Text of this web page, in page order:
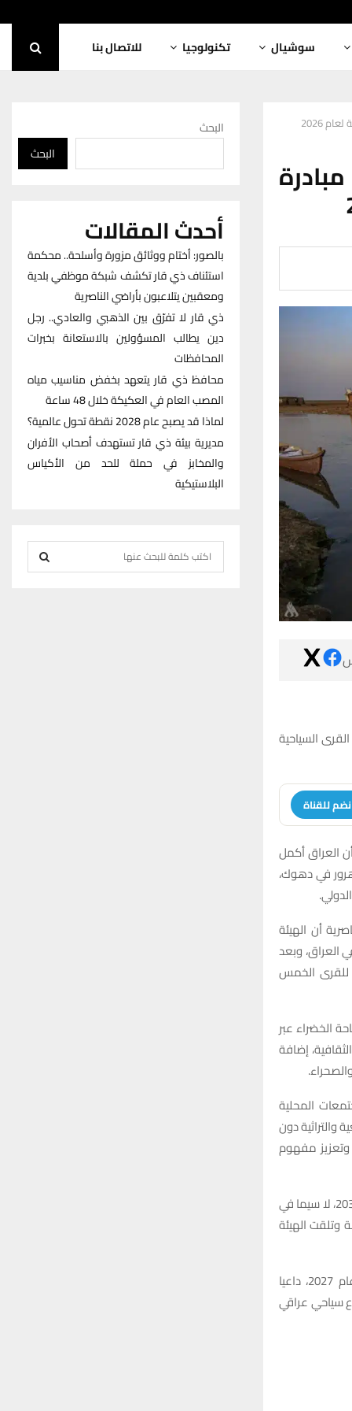
سوشيال تكنولوجيا للاتصال بنا
2026
السياحية
للقناة
العراق أكمل
في دهوك،
أن الهيئة
العراق، وبعد
للقرى الخمس
الخضراء عبر
إضافة
المحلية
والتراثية دون
وتعزيز مفهوم
وأضاف أن السياحة البيئية والخضراء تمثلان محورين أساسيين في استراتيجية الهيئة حتى عام 2035، لا سيما في
وتلقت الهيئة
وعلى صعيد آخر، أشار إلى أن فريق العمل سيواصل اختيار ودعم مزيد من القرى خلال عام 2027، داعيا
سياحي عراقي
البحث
البحث
أحدث المقالات
بالصور: أختام ووثائق مزورة وأسلحة.. محكمة
استئناف ذي قار تكشف شبكة موظفي بلدية
ومعقبين يتلاعبون بأراضي الناصرية
ذي قار لا تفرّق بين الذهبي والعادي.. رجل
دين يطالب المسؤولين بالاستعانة بخبرات
المحافظات
محافظ ذي قار يتعهد بخفض مناسيب مياه
المصب العام في العكيكة خلال 48 ساعة
لماذا قد يصبح عام 2028 نقطة تحول عالمية؟
مديرية بيئة ذي قار تستهدف أصحاب الأفران
والمخابز في حملة للحد من الأكياس
البلاستيكية
e